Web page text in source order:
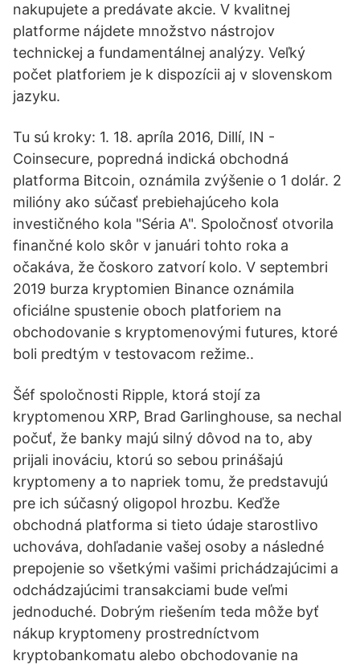
nakupujete a predávate akcie. V kvalitnej
platforme nájdete množstvo nástrojov
technickej a fundamentálnej analýzy. Veľký
počet platforiem je k dispozícii aj v slovenskom
jazyku.
Tu sú kroky: 1. 18. apríla 2016, Dillí, IN -
Coinsecure, popredná indická obchodná
platforma Bitcoin, oznámila zvýšenie o 1 dolár. 2
milióny ako súčasť prebiehajúceho kola
investičného kola "Séria A". Spoločnosť otvorila
finančné kolo skôr v januári tohto roka a
očakáva, že čoskoro zatvorí kolo. V septembri
2019 burza kryptomien Binance oznámila
oficiálne spustenie oboch platforiem na
obchodovanie s kryptomenovými futures, ktoré
boli predtým v testovacom režime..
Šéf spoločnosti Ripple, ktorá stojí za
kryptomenou XRP, Brad Garlinghouse, sa nechal
počuť, že banky majú silný dôvod na to, aby
prijali inováciu, ktorú so sebou prinášajú
kryptomeny a to napriek tomu, že predstavujú
pre ich súčasný oligopol hrozbu. Keďže
obchodná platforma si tieto údaje starostlivo
uchováva, dohľadanie vašej osoby a následné
prepojenie so všetkými vašimi prichádzajúcimi a
odchádzajúcimi transakciami bude veľmi
jednoduché. Dobrým riešením teda môže byť
nákup kryptomeny prostredníctvom
kryptobankomatu alebo obchodovanie na